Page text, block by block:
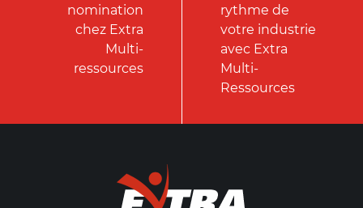
nomination
chez Extra
Multi-
ressources
rythme de
votre industrie
avec Extra
Multi-
Ressources